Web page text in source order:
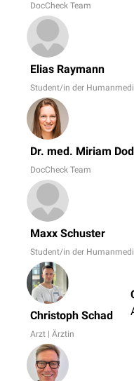
DocCheck Team
Elias Raymann
Student/in der
Dr. med. Miriam
DocCheck Team
Maxx Schuster
Student/in der
Christoph Schad
Arzt | Ärztin